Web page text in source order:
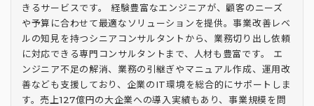
きるサービスです。 経験豊富なエンジニアが、顧客のニーズ
や予算に合わせて最適なソリューションを提供。事業改善レベ
ルの知見を持つシニアコンサルタントから、業務切り出し依頼
に対応できる専門コンサルタントまで、人材も豊富です。 エ
ンジニア不足の解消、業務の引継ぎやマニュアル作成、運用改
善なども支援しており、企業のIT環境を総合的にサポートしま
す。売上127億円の大企業への導入実績もあり、事業規模を問